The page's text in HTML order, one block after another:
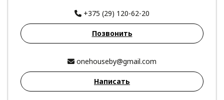
+375 (29) 120-62-20
Позвонить
onehouseby@gmail.com
Написать